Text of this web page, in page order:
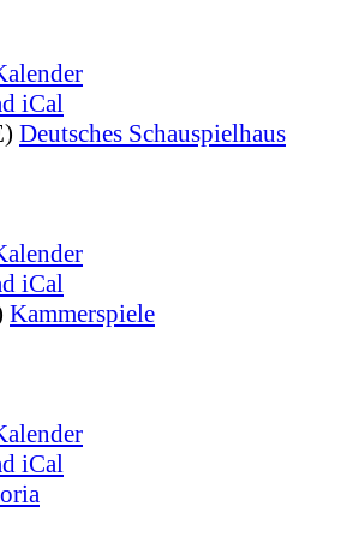
iCal
Deutsches Schauspielhaus
iCal
Kammerspiele
iCal